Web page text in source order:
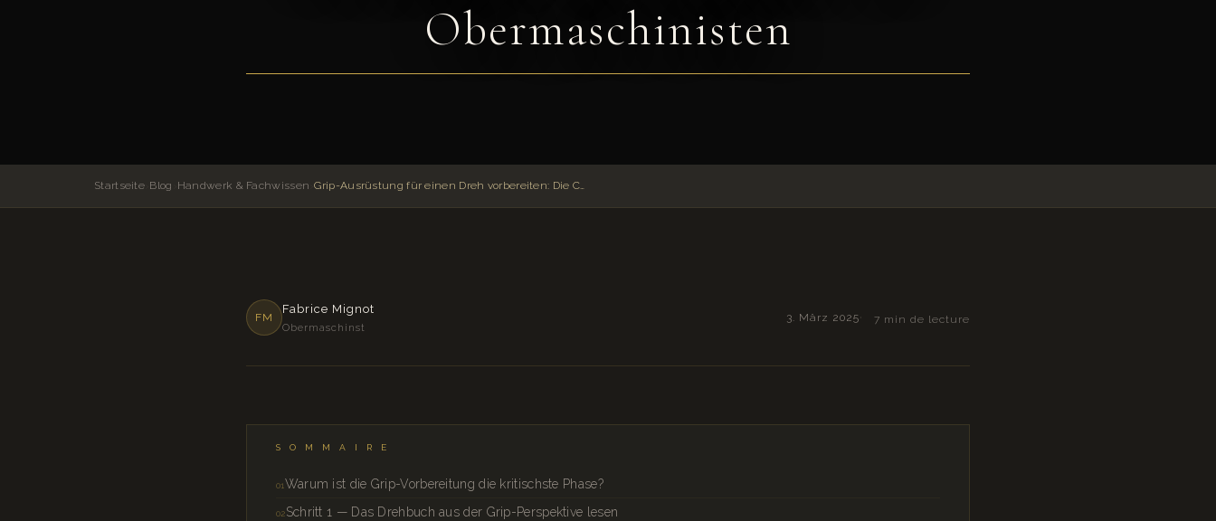
Obermaschinisten
Startseite Blog Handwerk & Fachwissen › Grip-Ausrüstung für einen Dreh vorbereiten: Die Checkliste des Obermaschinisten
FM
Fabrice Mignot
Obermaschinst
3. März 2025 7 min de lecture
SOMMAIRE
Warum ist die Grip-Vorbereitung die kritischste Phase?
Schritt 1 — Das Drehbuch aus der Grip-Perspektive lesen